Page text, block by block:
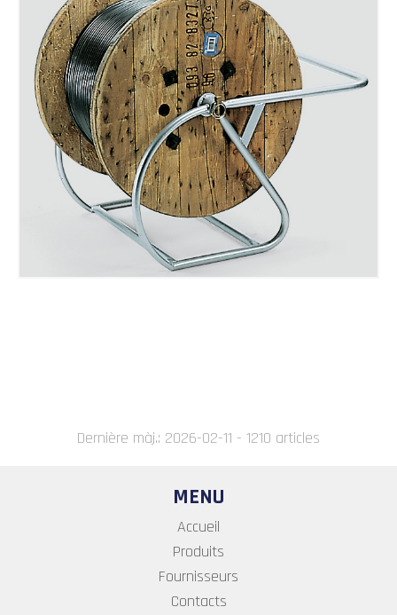
Dernière màj.: 2026-02-11 - 1210 articles
MENU
Accueil
Produits
Fournisseurs
Contacts